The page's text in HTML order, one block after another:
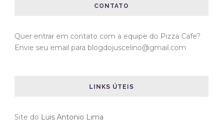
CONTATO
Quer entrar em contato com a equipe do Pizza Cafe?
Envie seu email para blogdojuscelino@gmail.com
LINKS ÚTEIS
Site do Luis Antonio Lima